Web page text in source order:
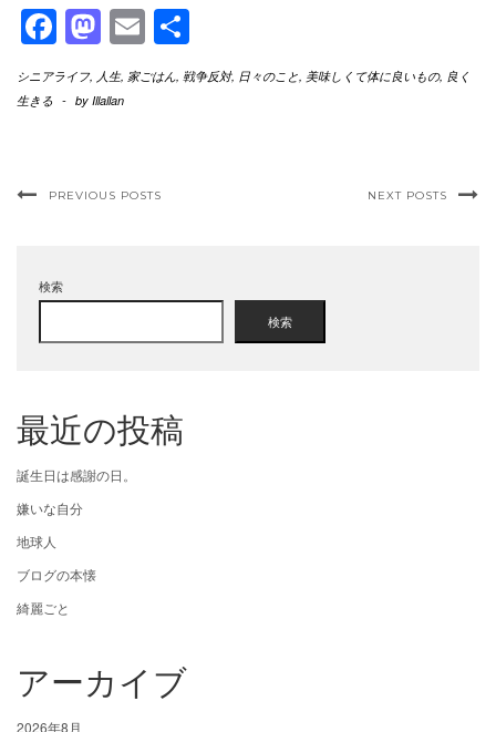
Facebook
Mastodon
Email
有
シニアライフ, 人生, 家ごはん, 戦争反対, 日々のこと, 美味しくて体に良いもの, 良く
生きる - by Illallan
PREVIOUS POSTS NEXT POSTS
検索
検索
最近の投稿
誕生日は感謝の日。
嫌いな自分
地球人
ブログの本懐
綺麗ごと
アーカイブ
2026年8月